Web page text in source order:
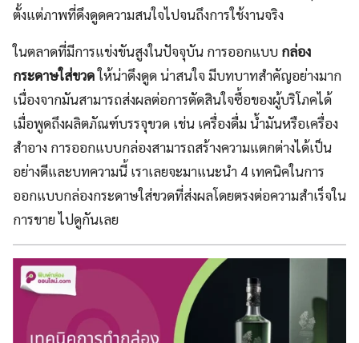
ตั้งแต่ภาพที่ดึงดูดความสนใจไปจนถึงการใช้งานจริง
ในตลาดที่มีการแข่งขันสูงในปัจจุบัน การออกแบบ กล่อง
กระดาษใส่ขวดให้น่าดึงดูด น่าสนใจ มีบทบาทสำคัญอย่างมาก
เนื่องจากมันสามารถส่งผลต่อการตัดสินใจซื้อของผู้บริโภคได้
เมื่อพูดถึงผลิตภัณฑ์บรรจุขวด เช่น เครื่องดื่ม น้ำมันหรือเครื่อง
สำอาง การออกแบบกล่องสามารถสร้างความแตกต่างได้เป็น
อย่างดีและบทความนี้ เราเลยจะมาแนะนำ 4 เทคนิคในการ
ออกแบบกล่องกระดาษใส่ขวดที่ส่งผลโดยตรงต่อความสำเร็จใน
การขาย ไปดูกันเลย